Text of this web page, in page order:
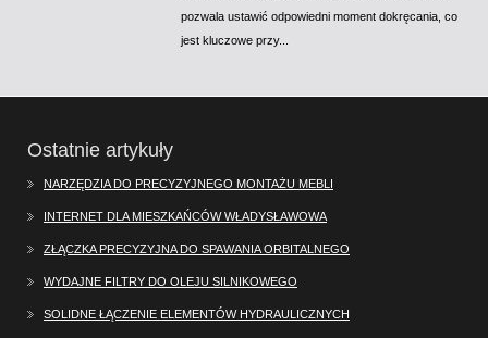
pozwala ustawić odpowiedni moment dokręcania, co
jest kluczowe przy...
Ostatnie artykuły
NARZĘDZIA DO PRECYZYJNEGO MONTAŻU MEBLI
INTERNET DLA MIESZKAŃCÓW WŁADYSŁAWOWA
ZŁĄCZKA PRECYZYJNA DO SPAWANIA ORBITALNEGO
WYDAJNE FILTRY DO OLEJU SILNIKOWEGO
SOLIDNE ŁĄCZENIE ELEMENTÓW HYDRAULICZNYCH